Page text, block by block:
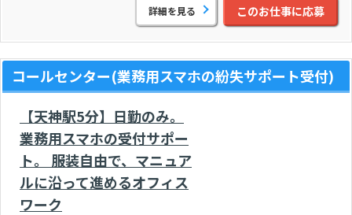
詳細を見る このお仕事に応募
コールセンター(業務用スマホの紛失サポート受付)
【天神駅5分】日勤のみ。
業務用スマホの受付サポー
ト。 服装自由で、マニュア
ルに沿って進めるオフィス
ワーク